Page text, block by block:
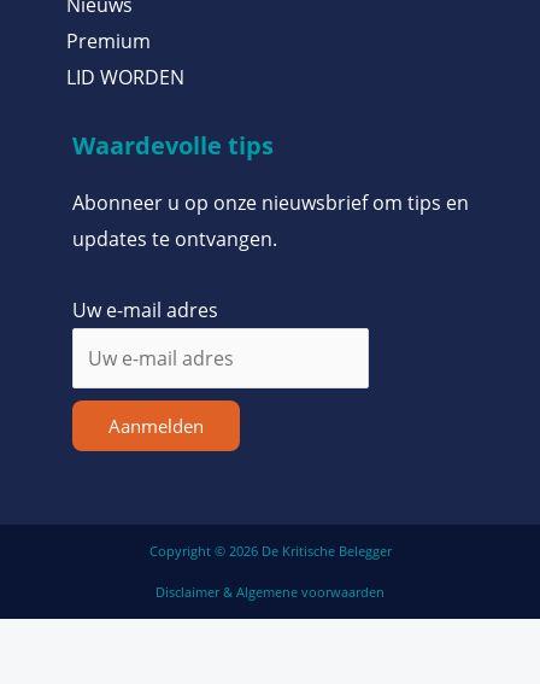
Premium
LID WORDEN
Waardevolle tips
Abonneer u op onze nieuwsbrief om tips en
updates te ontvangen.
Uw e-mail adres
Aanmelden
Copyright © 2026 De Kritische Belegger
Disclaimer & Algemene voorwaarden